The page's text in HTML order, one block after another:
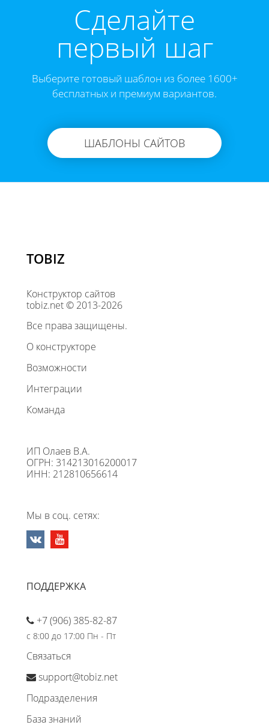
Cделайте
первый шаг
Выберите готовый шаблон из более 1600+
бесплатных и премиум вариантов.
ШАБЛОНЫ САЙТОВ
TOBIZ
Конструктор сайтов
tobiz.net © 2013-2026
Все права защищены.
О конструкторе
Возможности
Интеграции
Команда
ИП Олаев В.А.
ОГРН: 314213016200017
ИНН: 212810656614
Мы в соц. сетях:
ПОДДЕРЖКА
+7 (906) 385-82-87
с 8:00 до 17:00 Пн - Пт
Связаться
support@tobiz.net
Подразделения
База знаний